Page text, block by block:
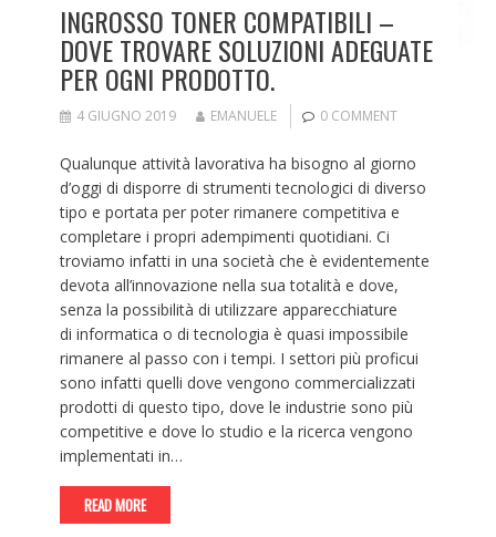
INGROSSO TONER COMPATIBILI –
DOVE TROVARE SOLUZIONI ADEGUATE
PER OGNI PRODOTTO.
4 GIUGNO 2019 EMANUELE 0 COMMENT
Qualunque attività lavorativa ha bisogno al giorno
d’oggi di disporre di strumenti tecnologici di diverso
tipo e portata per poter rimanere competitiva e
completare i propri adempimenti quotidiani. Ci
troviamo infatti in una società che è evidentemente
devota all’innovazione nella sua totalità e dove,
senza la possibilità di utilizzare apparecchiature
di informatica o di tecnologia è quasi impossibile
rimanere al passo con i tempi. I settori più proficui
sono infatti quelli dove vengono commercializzati
prodotti di questo tipo, dove le industrie sono più
competitive e dove lo studio e la ricerca vengono
implementati in…
READ MORE